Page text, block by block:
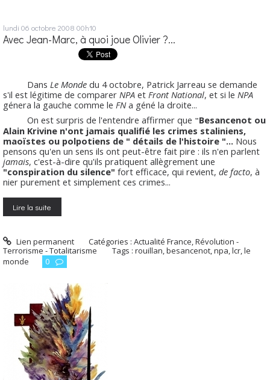
lundi 06 octobre 2008 00h10
Avec Jean-Marc, à quoi joue Olivier ?...
Dans Le Monde du 4 octobre, Patrick Jarreau se demande
s'il est légitime de comparer NPA et Front National, et si le NPA
génera la gauche comme le FNa géné la droite...
On est surpris de l'entendre affirmer que "Besancenot ou
Alain Krivine n'ont jamais qualifié les crimes staliniens,
maoïstes ou polpotiens de " détails de l'histoire "... Nous
pensons qu'en un sens ils ont peut-être fait pire : ils n'en parlent
jamais, c'est-à-dire qu'ils pratiquent allègrement une
"conspiration du silence" fort efficace, qui revient, de facto, à
nier purement et simplement ces crimes...
Lire la suite
Lien permanent Catégories :Actualité France,Révolution -
Terrorisme - Totalitarisme
Tags : rouillan,besancenot,npa,lcr,le
monde
0